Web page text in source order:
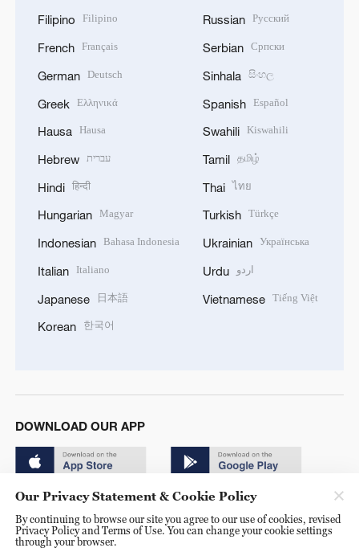
Filipino Filipino
French Français
German Deutsch
Greek Ελληνικά
Hausa Hausa
Hebrew עברית
Hindi हिन्दी
Hungarian Magyar
Indonesian Bahasa Indonesia
Italian Italiano
Japanese 日本語
Korean 한국어
Russian Русский
Serbian Српски
Sinhala සිංහල
Spanish Español
Swahili Kiswahili
Tamil தமிழ்
Thai ไทย
Turkish Türkçe
Ukrainian Українська
Urdu اردو
Vietnamese Tiếng Việt
DOWNLOAD OUR APP
© China Radio International.CRI. All Rights Reserved. 16A
Our Privacy Statement & Cookie Policy
By continuing to browse our site you agree to our use of cookies, revised
Privacy Policy and Terms of Use. You can change your cookie settings
through your browser.